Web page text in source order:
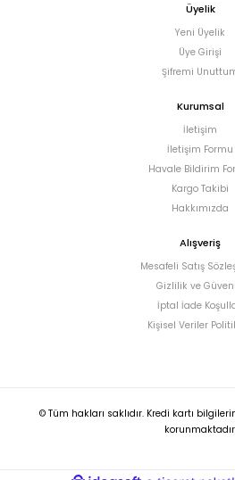
Üyelik
Yeni Üyelik
Üye Girişi
Şifremi
Kurumsal
İletişim
İletişim Formu
Havale Bildirim
Kargo Takibi
Hakkımızda
Alışveriş
Mesafeli Satış
Gizlilik ve
İptal İade
Kişisel Veriler
© Tüm hakları saklıdır. Kredi kartı